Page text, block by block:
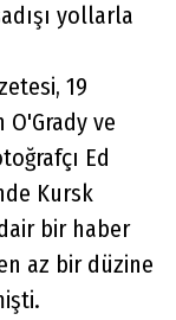
yollarla
19
ve
Ed
Kursk
bir haber
az bir düzine